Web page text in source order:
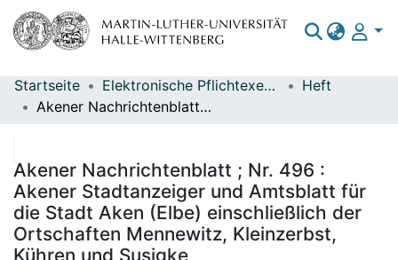
Bereiche & Sammlungen
Statistiken
Startseite Elektronische Pflichtexemplare
Heft
Akener Nachrichtenblatt ; Nr. 496 : Akener Stadtanzeiger und Amtsblatt für die Stadt Aken (Elbe) einschließlich der Ortschaften Mennewitz, Kleinzerbst, Kühren und Susigke
Akener Nachrichtenblatt ; Nr. 496 :
Akener Stadtanzeiger und Amtsblatt für
die Stadt Aken (Elbe) einschließlich der
Ortschaften Mennewitz, Kleinzerbst,
Kühren und Susigke